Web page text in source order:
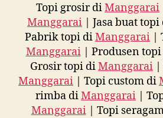
Topi grosir diManggarai
Manggarai | Jasa buat topi
Pabrik topi diManggarai |
Manggarai| Produsen
Grosir topi diManggarai |
Manggarai | Topi custom di
rimba diManggarai |
Manggarai| Topi